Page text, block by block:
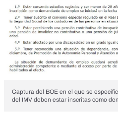
Captura del BOE en el que se
del IMV deben estar inscritas como